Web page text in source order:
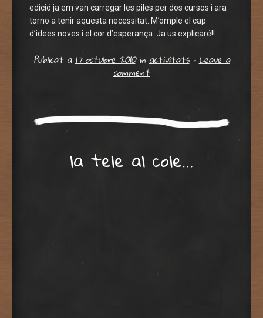
edició ja em van carregar les piles per dos cursos i ara
torno a tenir aquesta necessitat. M’omple el cap
d’idees noves i el cor d’esperança. Ja us explicaré!!
Publicat a17 octubre 2010 inactivitats •Leave a
comment
la tele al cole…